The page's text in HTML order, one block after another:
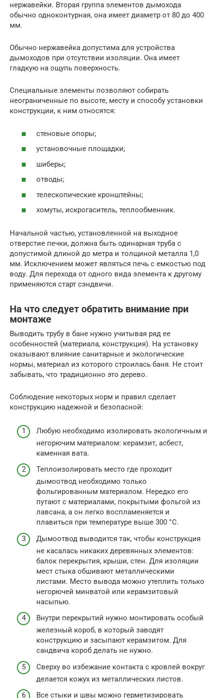
нержавейки. Вторая группа элементов дымохода
обычно одноконтурная, она имеет диаметр от 80 до 400
мм.
Обычно нержавейка допустима для устройства
дымоходов при отсутствии изоляции. Она имеет
гладкую на ощупь поверхность.
Специальные элементы позволяют собирать
неограниченные по высоте, месту и способу установки
конструкции, к ним относятся:
стеновые опоры;
установочные площадки;
шиберы;
отводы;
телескопические кронштейны;
хомуты, искрогаситель, теплообменник.
Начальной частью, установленной на выходное
отверстие печки, должна быть одинарная труба с
допустимой длиной до метра и толщиной металла 1,0
мм. Исключением может являться печь с емкостью под
воду. Для перехода от одного вида элемента к другому
применяются старт сэндвичи.
На что следует обратить внимание при
монтаже
Выводить трубу в бане нужно учитывая ряд ее
особенностей (материала, конструкция). На установку
оказывают влияние санитарные и экологические
нормы, материал из которого строилась баня. Не стоит
забывать, что традиционно это дерево.
Соблюдение некоторых норм и правил сделает
конструкцию надежной и безопасной:
Любую необходимо изолировать экологичным и
негорючим материалом: керамзит, асбест,
каменная вата.
Теплоизолировать место где проходит
дымоотвод необходимо только
фольгированным материалом. Нередко его
путают с материалами, покрытыми фольгой из
лавсана, а он легко воспламеняется и
плавиться при температуре выше 300 °C.
Дымоотвод выводится так, чтобы конструкция
не касалась никаких деревянных элементов:
балок перекрытия, крыши, стен. Для изоляции
мест стыка обшивают металлическими
листами. Место вывода можно утеплить только
негорючей минватой или керамзитовый
насыпью.
Внутри перекрытий нужно монтировать особый
железный короб, в который заводят
конструкцию и засыпают керамзитом. Для
сандвича короб делать не нужно.
Сверху во избежание контакта с кровлей вокруг
делается кожух из металлических листов.
Все стыки и швы можно герметизировать